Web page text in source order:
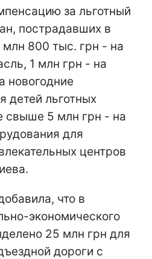
за льготный
пострадавших в
800 тыс. грн - на
1 млн грн - на
новогодние
детей льготных
свыше 5 млн грн - на
для
центров
что в
экономического
25 млн грн для
дороги с